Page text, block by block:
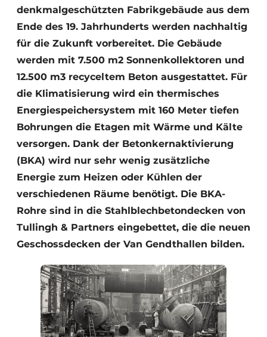
denkmalgeschützten Fabrikgebäude aus dem
Ende des 19. Jahrhunderts werden nachhaltig
für die Zukunft vorbereitet. Die Gebäude
werden mit 7.500 m2 Sonnenkollektoren und
12.500 m3 recyceltem Beton ausgestattet. Für
die Klimatisierung wird ein thermisches
Energiespeichersystem mit 160 Meter tiefen
Bohrungen die Etagen mit Wärme und Kälte
versorgen. Dank der Betonkernaktivierung
(BKA) wird nur sehr wenig zusätzliche
Energie zum Heizen oder Kühlen der
verschiedenen Räume benötigt. Die BKA-
Rohre sind in die Stahlblechbetondecken von
Tullingh & Partners eingebettet, die die neuen
Geschossdecken der Van Gendthallen bilden.